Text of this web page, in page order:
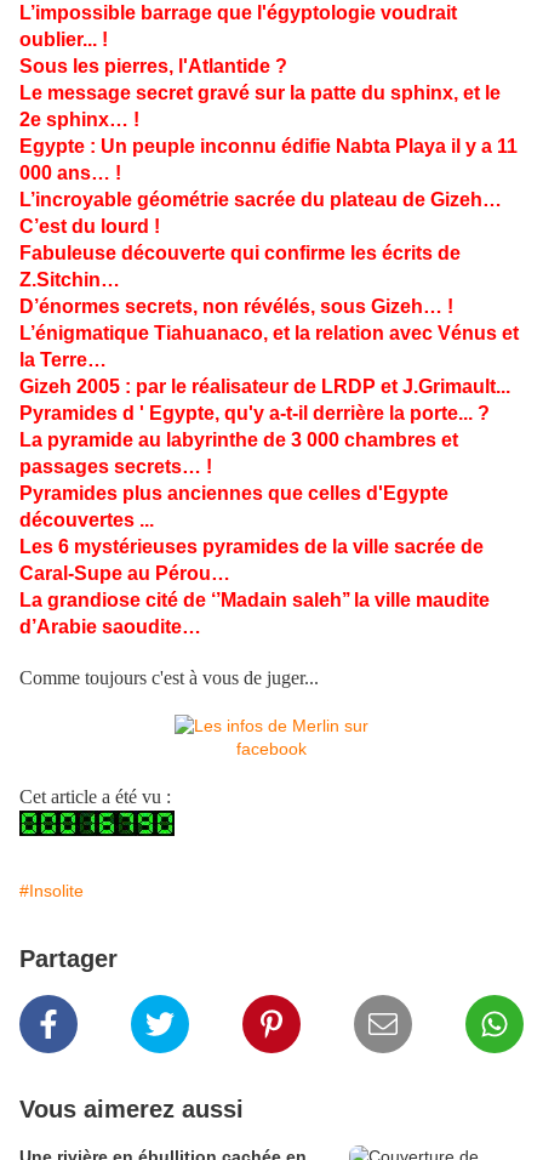
L’impossible barrage que l'égyptologie voudrait
oublier... !
Sous les pierres, l'Atlantide ?
Le message secret gravé sur la patte du sphinx, et le
2e sphinx… !
Egypte : Un peuple inconnu édifie Nabta Playa il y a 11
000 ans… !
L’incroyable géométrie sacrée du plateau de Gizeh…
C’est du lourd !
Fabuleuse découverte qui confirme les écrits de
Z.Sitchin…
D’énormes secrets, non révélés, sous Gizeh… !
L’énigmatique Tiahuanaco, et la relation avec Vénus et
la Terre…
Gizeh 2005 : par le réalisateur de LRDP et J.Grimault...
Pyramides d ' Egypte, qu'y a-t-il derrière la porte... ?
La pyramide au labyrinthe de 3 000 chambres et
passages secrets… !
Pyramides plus anciennes que celles d'Egypte
découvertes ...
Les 6 mystérieuses pyramides de la ville sacrée de
Caral-Supe au Pérou…
La grandiose cité de ‘’Madain saleh’’ la ville maudite
d’Arabie saoudite…
Comme toujours c'est à vous de juger...
Cet article a été vu :
#Insolite
Partager
Vous aimerez aussi